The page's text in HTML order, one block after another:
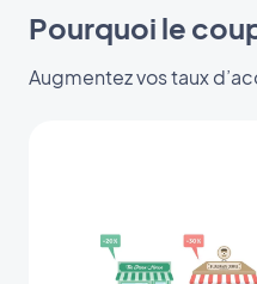
Pourquoi le
Augmentez vos taux